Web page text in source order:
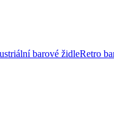
barové židleRetro